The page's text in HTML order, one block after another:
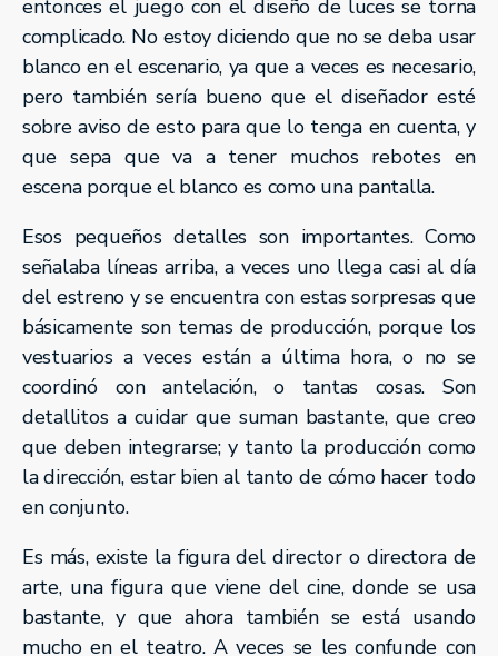
entonces el juego con el diseño de luces se torna
complicado. No estoy diciendo que no se deba usar
blanco en el escenario, ya que a veces es necesario,
pero también sería bueno que el diseñador esté
sobre aviso de esto para que lo tenga en cuenta, y
que sepa que va a tener muchos rebotes en
escena porque el blanco es como una pantalla.
Esos pequeños detalles son importantes. Como
señalaba líneas arriba, a veces uno llega casi al día
del estreno y se encuentra con estas sorpresas que
básicamente son temas de producción, porque los
vestuarios a veces están a última hora, o no se
coordinó con antelación, o tantas cosas. Son
detallitos a cuidar que suman bastante, que creo
que deben integrarse; y tanto la producción como
la dirección, estar bien al tanto de cómo hacer todo
en conjunto.
Es más, existe la figura del director o directora de
arte, una figura que viene del cine, donde se usa
bastante, y que ahora también se está usando
mucho en el teatro. A veces se les confunde con